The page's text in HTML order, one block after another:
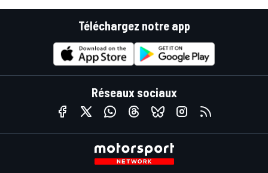
Téléchargez notre app
Réseaux sociaux